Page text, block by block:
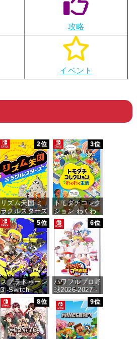
攻略
イベント
2位
リズム天国 ミ
ラクルスターズ
-Switch
価格：¥5,645
3位
トモダチコレク
ション わくわ
く生活 -Switch
価格：¥6,144
5位
スプラトゥーン
3 -Switch
価格：¥5,536
6位
パワフルプロ野
球2026-2027 -
Switch
価格：¥6,927
8位 9位